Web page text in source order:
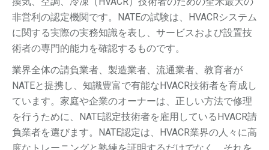
非営利の認定機関です。NATEの試験は、HVACRシステム
に関する実際の実務知識を表し、サービスおよび設置技
術者の専門的能力を確認するものです。
業界全体の請負業者、製造業者、流通業者、教育者が
NATEと提携し、知識豊富で有能なHVACR技術者を育成し
ています。家庭や企業のオーナーは、正しい方法で修理
を行うために、NATE認定技術者を雇用しているHVACR請
負業者を選びます。NATE認定は、HVACR業界の人々に高